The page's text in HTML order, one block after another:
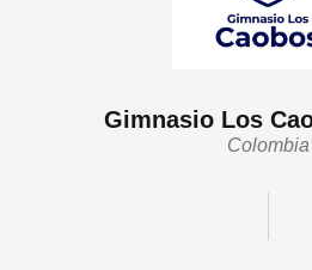
Gimnasio Los
Colombia